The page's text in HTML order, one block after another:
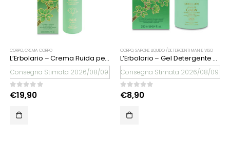
CORPO,CREMA CORPO
L’Erbolario – Crema Fluida per il Corpo Albero di Giada
Consegna Stimata 2026/08/09
0Su 5
€19,90
CORPO,SAPONE LIQUIDO /DETERGENTI MANI E VISO
L’Erbolario – Gel Detergente Viso & Mani Albero di Giada
Consegna Stimata 2026/08/09
0Su 5
€8,90